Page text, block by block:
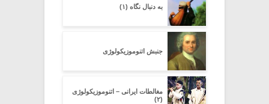
به دنبال نگاه (۱)
جنبش اتنوموزیکولوژی
مغالطات ایرانی – اتنوموزیکولوژی
(۲)